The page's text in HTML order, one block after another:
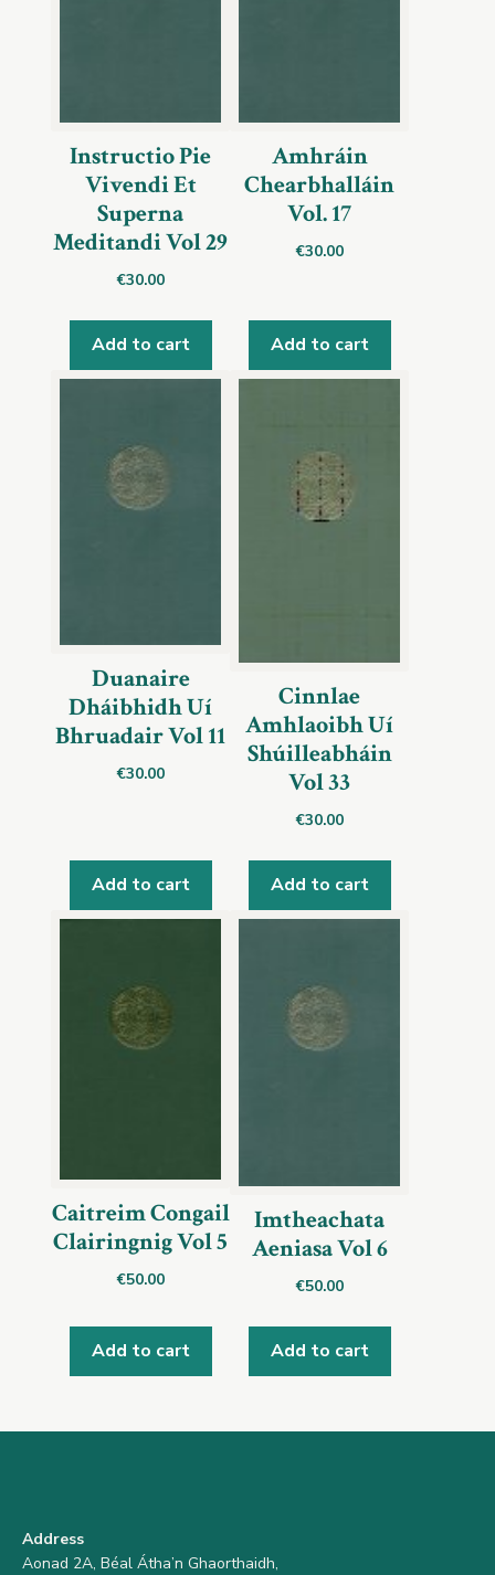
Instructio Pie
Vivendi Et
Superna
Meditandi Vol 29
€30.00
Add to cart
Amhráin
Chearbhalláin
Vol. 17
€30.00
Add to cart
Duanaire
Dháibhidh Uí
Bhruadair Vol 11
€30.00
Add to cart
Cinnlae
Amhlaoibh Uí
Shúilleabháin
Vol 33
€30.00
Add to cart
Caitreim Congail
Clairingnig Vol 5
€50.00
Add to cart
Imtheachata
Aeniasa Vol 6
€50.00
Add to cart
Address
Aonad 2A, Béal Átha’n Ghaorthaidh,